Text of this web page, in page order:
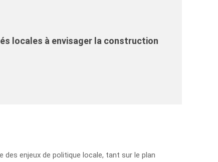
locales à envisager la construction
enjeux de politique locale, tant sur le plan